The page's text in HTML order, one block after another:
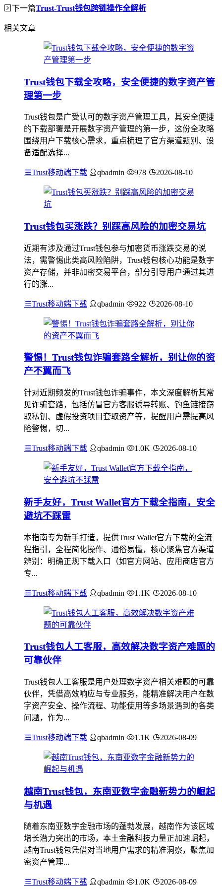
下一篇Trust-Trust钱包跨链操作全解析
相关文章
Trust钱包下载全攻略，安全便捷的数字资产管
理第一步
Trust钱包是广受认可的数字资产管理工具，其安全便捷
的下载部署是开展数字资产管理的第一步，这份全攻略
围绕用户下载核心需求，重点梳理了官方渠道甄别、设
备适配选择...
Trust移动端下载 qbadmin 978 2026-08-10
Trust钱包买涨跌？别踩高风险的加密交易坑
近期有涉及通过Trust钱包参与加密货币涨跌交易的说
法，需警惕此类高风险陷阱，Trust钱包核心功能是数字
资产存储，并非加密交易平台，部分引导用户通过其进
行的涨...
Trust移动端下载 qbadmin 922 2026-08-10
警惕！Trust钱包诈骗套路全解析，别让你的资
产不翼而飞
针对近期频发的Trust钱包诈骗事件，本文深度解析其常
见诈骗套路，包括仿冒官方客服诱导转账、钓鱼链接窃
取私钥、虚假投资项目套取资产等，提醒用户需提高风
险警惕，切...
Trust移动端下载 qbadmin 1.0K 2026-08-10
新手友好，Trust Wallet官方下载全指南，安全
避坑不踩雷
本指南专为新手打造，提供Trust Wallet官方下载的全流
程指引，全程简化操作、通俗易懂，核心聚焦官方渠道
辨别：明确正规下载入口（如官方网站、应用商店官方
专...
Trust移动端下载 qbadmin 1.1K 2026-08-10
Trust钱包人工客服，高效解决数字资产难题的
可靠伙伴
Trust钱包人工客服是用户处理数字资产相关难题的可靠
伙伴，凭借高效响应与专业服务，能精准解决用户在数
字资产安全、操作流程、功能使用等多场景遇到的各类
问题，作为...
Trust移动端下载 qbadmin 1.1K 2026-08-09
越南Trust钱包，东南亚数字金融新势力的崛起
与机遇
随着东南亚数字金融市场的蓬勃发展，越南作为该区域
增长潜力突出的市场，本土金融科技力量正加速崛起，
越南Trust钱包凭借对当地用户需求的精准洞察，聚焦加
密资产管理...
Trust移动端下载 qbadmin 1.0K 2026-08-09